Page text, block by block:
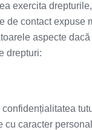
exercita
de contact expuse
aspecte
drepturi:
confidențialitatea
cu caracter